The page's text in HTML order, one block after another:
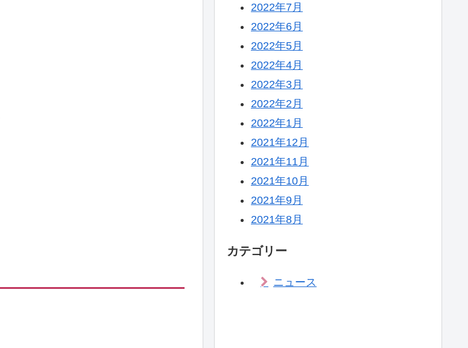
2022年7月
2022年6月
2022年5月
2022年4月
2022年3月
2022年2月
2022年1月
2021年12月
2021年11月
2021年10月
2021年9月
2021年8月
カテゴリー
ニュース